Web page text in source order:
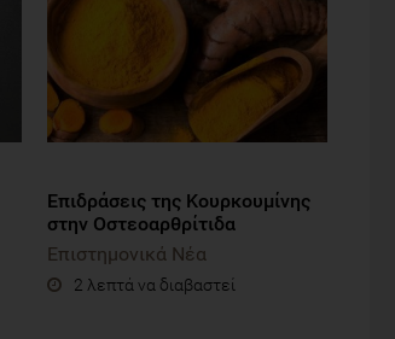
Eπιδράσεις της Κουρκουμίνης
στην Οστεοαρθρίτιδα
Επιστημονικά Νέα
2 λεπτά να διαβαστεί